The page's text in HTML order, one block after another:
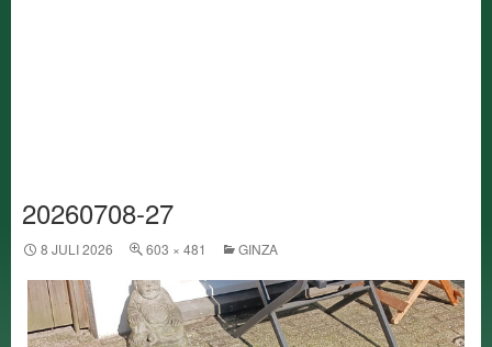
20260708-27
8 JULI 2026 603 × 481 GINZA